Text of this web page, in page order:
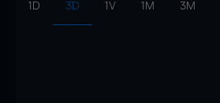
1D 3D 1V 1M 3M